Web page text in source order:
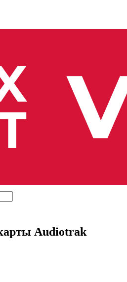
Audiotrak